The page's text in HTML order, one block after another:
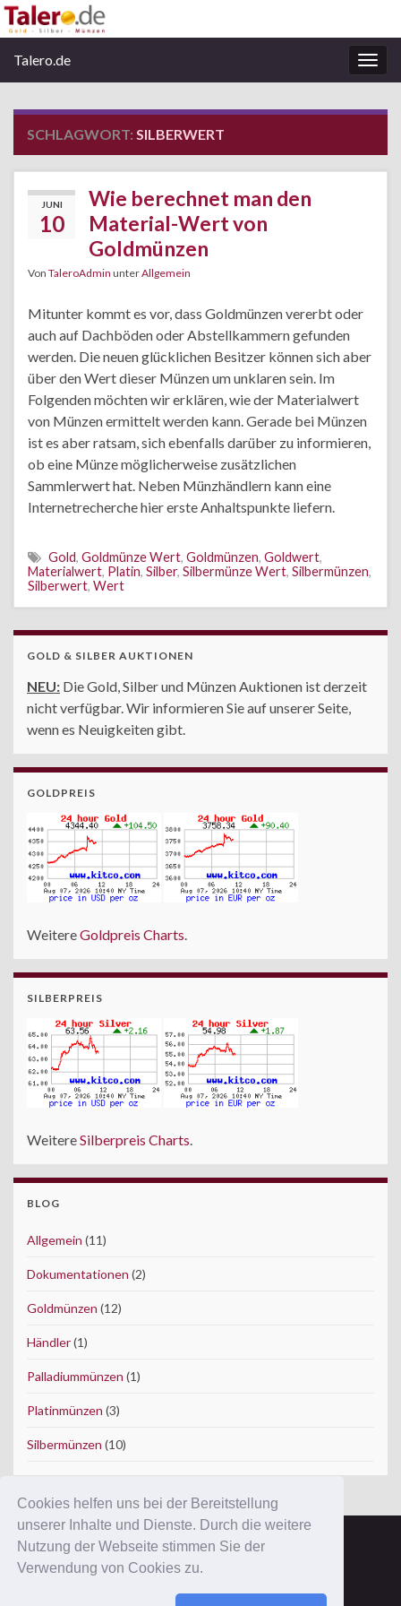
Cookies helfen uns bei der Bereitstellung
unserer Inhalte und Dienste. Durch die weitere
Nutzung der Webseite stimmen Sie der
Verwendung von Cookies zu.
Talero.de
SCHLAGWORT: SILBERWERT
JUNI
10
Wie berechnet man den
Material-Wert von
Goldmünzen
Von TaleroAdmin unterAllgemein
Mitunter kommt es vor, dass Goldmünzen vererbt oder
auch auf Dachböden oder Abstellkammern gefunden
werden. Die neuen glücklichen Besitzer können sich aber
über den Wert dieser Münzen um unklaren sein. Im
Folgenden möchten wir erklären, wie der Materialwert
von Münzen ermittelt werden kann. Gerade bei Münzen
ist es aber ratsam, sich ebenfalls darüber zu informieren,
ob eine Münze möglicherweise zusätzlichen
Sammlerwert hat. Neben Münzhändlern kann eine
Internetrecherche hier erste Anhaltspunkte liefern.
Gold, Goldmünze Wert, Goldmünzen, Goldwert,
Materialwert, Platin, Silber, Silbermünze Wert, Silbermünzen,
Silberwert, Wert
GOLD & SILBER AUKTIONEN
NEU: Die Gold, Silber und Münzen Auktionen ist derzeit
nicht verfügbar. Wir informieren Sie auf unserer Seite,
wenn es Neuigkeiten gibt.
GOLDPREIS
WeitereGoldpreis Charts.
SILBERPREIS
WeitereSilberpreis Charts.
BLOG
Allgemein (11)
Dokumentationen (2)
Goldmünzen (12)
Händler(1)
Palladiummünzen (1)
Platinmünzen (3)
Silbermünzen (10)
Copyright © 2012 ConWeSo GmbH.
Ausgewiesene Marken gehören ihren Eigentümern.